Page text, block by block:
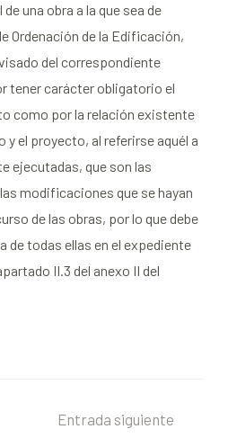
una obra a la que sea de
Ordenación de la Edificación,
del correspondiente
tener carácter obligatorio el
como por la relación existente
el proyecto, al referirse aquél a
ejecutadas, que son las
modificaciones que se hayan
de las obras, por lo que debe
de todas ellas en el expediente
II.3 del anexo II del
Entrada siguiente